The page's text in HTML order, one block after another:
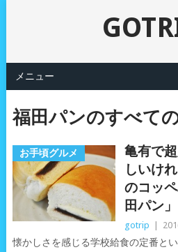
メニュー
福田パンのすべて
お手頃グルメ
亀有で
しいけ
のコッ
田パン」
gotrip
懐かしさを感じる学校給食の定番と